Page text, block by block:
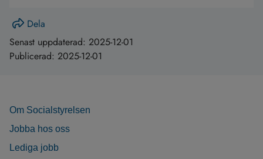
Dela
Senast uppdaterad: 2025-12-01
Publicerad: 2025-12-01
Om Socialstyrelsen
Jobba hos oss
Lediga jobb